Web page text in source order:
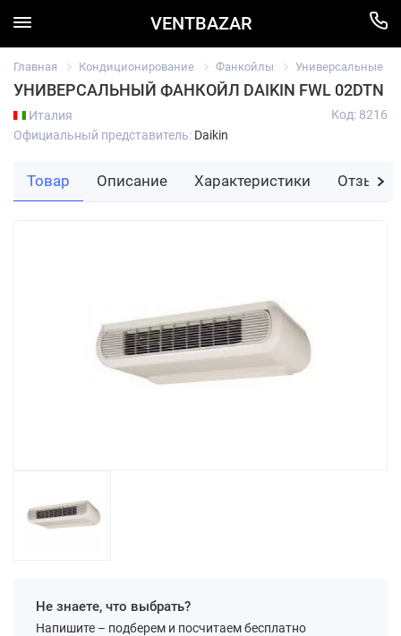
VENTBAZAR
Главная Кондиционирование Фанкойлы Универсальные
УНИВЕРСАЛЬНЫЙ ФАНКОЙЛ DAIKIN FWL 02DTN
Италия
Официальный представитель: Daikin
Код: 8216
Не знаете, что выбрать?
Напишите – подберем и посчитаем бесплатно
Товар Описание Характеристики Отзывы